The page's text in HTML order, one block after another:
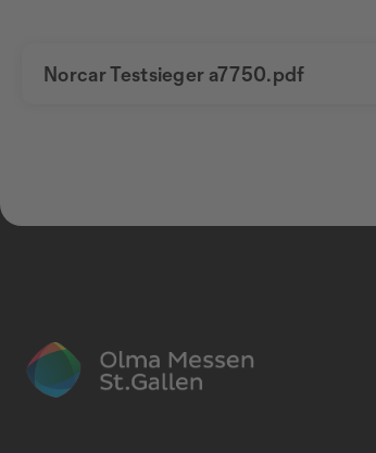
Norcar Testsieger a7750.pdf